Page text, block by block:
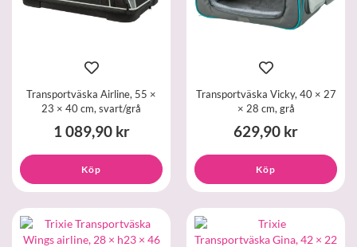
Transportväska Airline, 55 ×
23 × 40 cm, svart/grå
1 089,90 kr
Köp
Transportväska Vicky, 40 × 27
× 28 cm, grå
629,90 kr
Köp